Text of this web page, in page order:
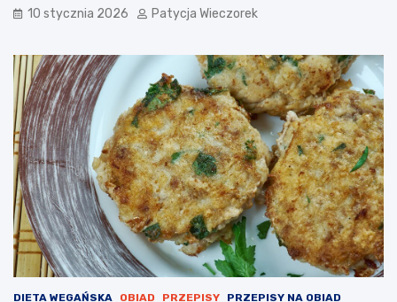
10 stycznia 2026 Patycja Wieczorek
DIETA WEGAŃSKA OBIAD PRZEPISY PRZEPISY NA OBIAD